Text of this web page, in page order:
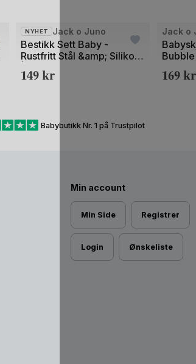
NYHET Jack o Juno
Bestikk Sett Baby -
Rustfritt Stål &amp; Silikon
149kr
Jack o
169kr
Babybutikk Nr. 1 på Trustpilot
Min account
Min Side Registrer
Login Ønskeliste